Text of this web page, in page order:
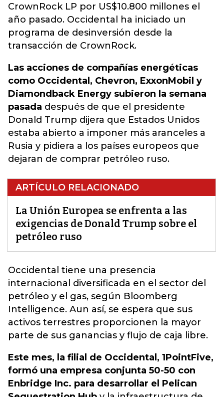
CrownRock LP por US$10.800 millones el
año pasado. Occidental ha iniciado un
programa de desinversión desde la
transacción de CrownRock.
Las acciones de compañías energéticas
como Occidental, Chevron, ExxonMobil y
Diamondback Energy subieron la semana
pasada después de que el presidente
Donald Trump dijera que Estados Unidos
estaba abierto a imponer más aranceles a
Rusia y pidiera a los países europeos que
dejaran de comprar petróleo ruso.
ARTÍCULO RELACIONADO
La Unión Europea se enfrenta a las
exigencias de Donald Trump sobre el
petróleo ruso
Occidental tiene una presencia
internacional diversificada en el sector del
petróleo y el gas, según Bloomberg
Intelligence. Aun así, se espera que sus
activos terrestres proporcionen la mayor
parte de sus ganancias y flujo de caja libre.
Este mes, la filial de Occidental, 1PointFive,
formó una empresa conjunta 50-50 con
Enbridge Inc. para desarrollar el Pelican